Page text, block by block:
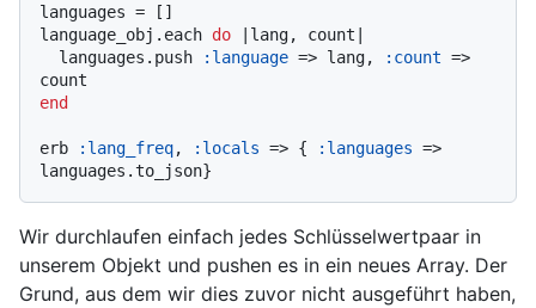
languages = []
language_obj.each do | lang, count |
  languages.push
:language => lang, :count =>
end
erb :lang_freq, :locals => { :languages =>
Wir durchlaufen einfach jedes Schlüsselwertpaar in
unserem Objekt und pushen es in ein neues Array. Der
Grund, aus dem wir dies zuvor nicht ausgeführt haben,